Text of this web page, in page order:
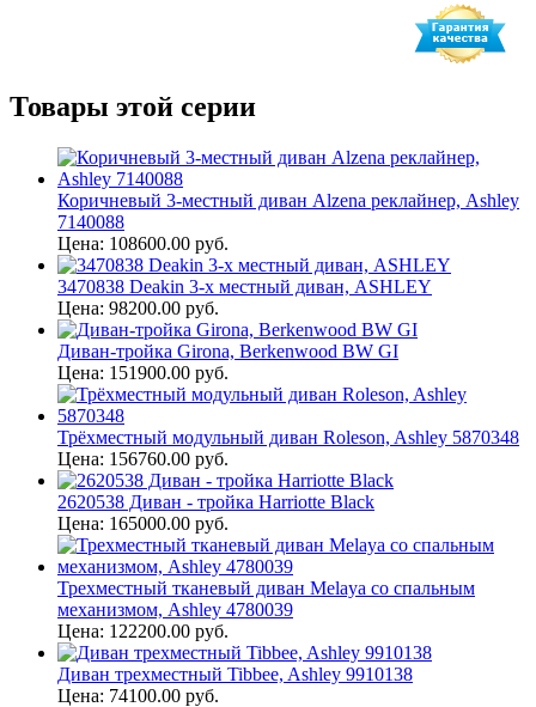
Товары этой серии
Коричневый 3-местный диван Alzena реклайнер, Ashley
7140088
Цена: 108600.00 руб.
3470838 Deakin 3-х местный диван, ASHLEY
Цена: 98200.00 руб.
Диван-тройка Girona, Berkenwood BW GI
Цена: 151900.00 руб.
Трёхместный модульный диван Roleson, Ashley 5870348
Цена: 156760.00 руб.
2620538 Диван - тройка Harriotte Black
Цена: 165000.00 руб.
Трехместный тканевый диван Melaya со спальным
механизмом, Ashley 4780039
Цена: 122200.00 руб.
Диван трехместный Tibbee, Ashley 9910138
Цена: 74100.00 руб.